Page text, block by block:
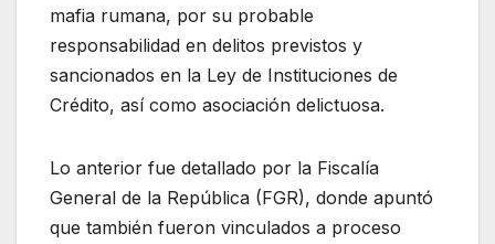
mafia rumana, por su probable
responsabilidad en delitos previstos y
sancionados en la Ley de Instituciones de
Crédito, así como asociación delictuosa.
Lo anterior fue detallado por la Fiscalía
General de la República (FGR), donde apuntó
que también fueron vinculados a proceso